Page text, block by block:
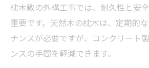
枕木敷の外構工事では、耐久性と安
重要です。天然木の枕木は、定期的
ナンスが必要ですが、コンクリート
ンスの手間を軽減できます。